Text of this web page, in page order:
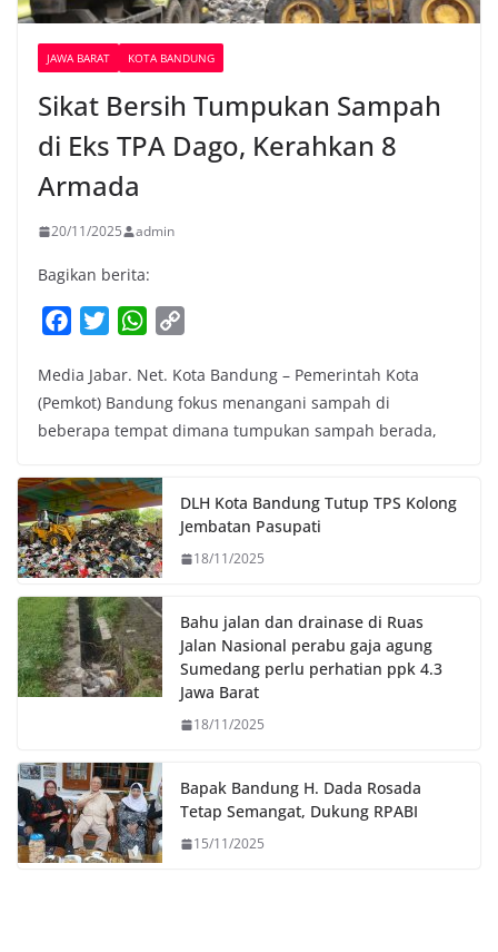
JAWA BARAT KOTA BANDUNG
Sikat Bersih Tumpukan Sampah
di Eks TPA Dago, Kerahkan 8
Armada
20/11/2025 admin
Bagikan berita:
c
e
b
o
k
i
t
t
r
W
a
t
s
p
p
p
y
L
n
k
Media Jabar. Net. Kota Bandung – Pemerintah Kota
(Pemkot) Bandung fokus menangani sampah di
beberapa tempat dimana tumpukan sampah berada,
DLH Kota Bandung Tutup TPS Kolong
Jembatan Pasupati
18/11/2025
Bahu jalan dan drainase di Ruas
Jalan Nasional perabu gaja agung
Sumedang perlu perhatian ppk 4.3
Jawa Barat
18/11/2025
Bapak Bandung H. Dada Rosada
Tetap Semangat, Dukung RPABI
15/11/2025